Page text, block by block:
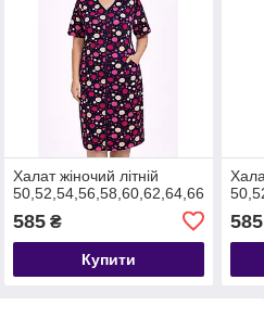
Халат жіночий літній
50,52,54,56,58,60,62,64,66
585₴
Купити
585